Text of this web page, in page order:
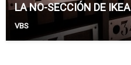
LA NO-SECCIÓN DE IKEA
VBS